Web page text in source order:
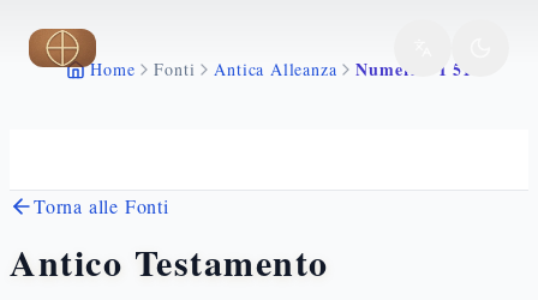
Vai al contenuto principale
Home Fonti Antica Alleanza Numeri 3 1 51
Torna alle Fonti
Antico Testamento